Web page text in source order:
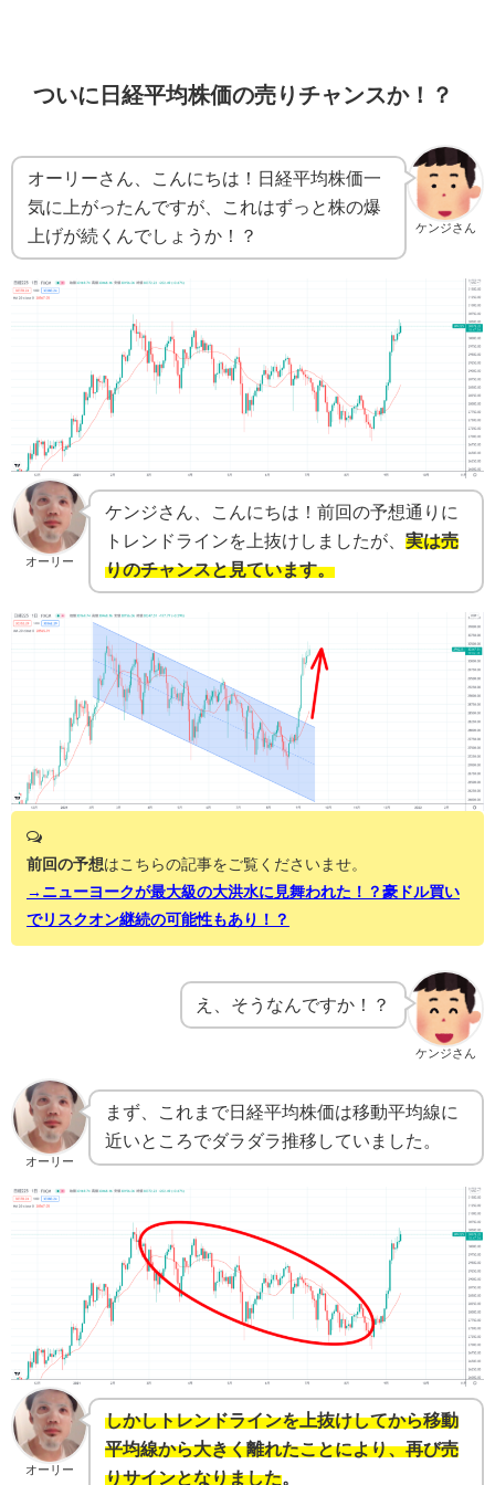
ついに日経平均株価の売りチャンスか！？
ケンジさん
オーリーさん、こんにちは！日経平均株価一
気に上がったんですが、これはずっと株の爆
上げが続くんでしょうか！？
オーリー
ケンジさん、こんにちは！前回の予想通りに
トレンドラインを上抜けしましたが、 実は売
りのチャンスと見ています。
前回の予想はこちらの記事をご覧くださいませ。
→ニューヨークが最大級の大洪水に見舞われた！？豪ドル買い
でリスクオン継続の可能性もあり！？
ケンジさん
え、そうなんですか！？
オーリー
まず、これまで日経平均株価は移動平均線に
近いところでダラダラ推移していました。
オーリー
しかしトレンドラインを上抜けしてから移動
平均線から大きく離れたことにより、再び売
りサインとなりました。